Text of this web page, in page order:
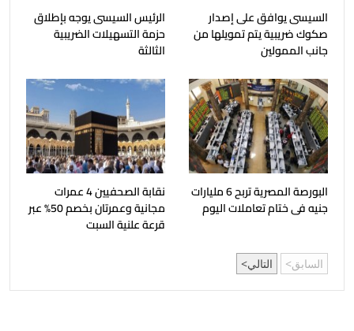
السيسى يوافق على إصدار
صكوك ضريبية يتم تمويلها من
جانب الممولين
الرئيس السيسى يوجه بإطلاق
حزمة التسهيلات الضريبية
الثالثة
البورصة المصرية تربح 6 مليارات
جنيه فى ختام تعاملات اليوم
نقابة الصحفيين 4 عمرات
مجانية وعمرتان بخصم 50% عبر
قرعة علنية السبت
السابق التالي